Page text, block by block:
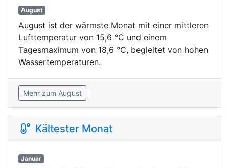
August
August ist der wärmste Monat mit einer mittleren
Lufttemperatur von 15,6 °C und einem
Tagesmaximum von 18,6 °C, begleitet von hohen
Wassertemperaturen.
Mehr zum August
Kältester Monat
Januar